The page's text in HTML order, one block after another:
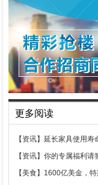
更多阅读
【资讯】 延长家具使用寿
【资讯】 你的专属福利请
【美食】 1600亿美金，